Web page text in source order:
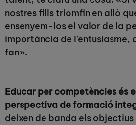
nostres fills triomfin en allò
ensenyem-los el valor de la
importància de l’entusiasme,
fan».
Educar per competències és
perspectiva de formació
deixen de banda els